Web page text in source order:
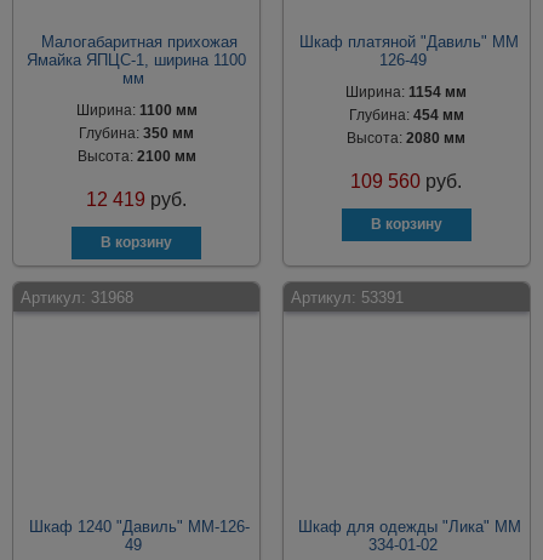
Малогабаритная прихожая
Ямайка ЯПЦС-1, ширина 1100
мм
Ширина: 1100 мм
Глубина:350 мм
Высота: 2100 мм
12 419 руб.
Шкаф платяной "Давиль" ММ
126-49
Ширина:1154 мм
Глубина: 454 мм
Высота:2080 мм
109 560 руб.
Артикул: 31968
Шкаф 1240 "Давиль" ММ-126-
49
Артикул: 53391
Шкаф для одежды "Лика" ММ
334-01-02